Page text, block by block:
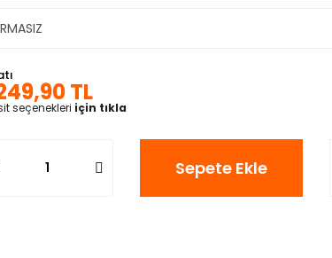
TL
seçenekleri için tıkla
Sepete Ekle